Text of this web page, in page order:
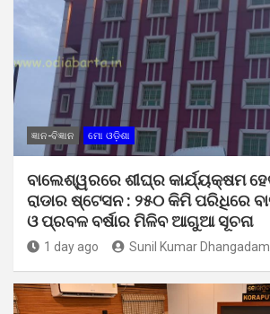
ଜ୍ଞାନ-ବିଜ୍ଞାନ ମୋ ଓଡ଼ିଶା
ବାଲେଶ୍ୱରରେ ଶୀଘ୍ର କାର୍ଯ୍ୟକ୍ଷମ
ରାଡାର ଷ୍ଟେସନ : ୨୫୦ କିମି ପରିଧିରେ
ଓ ପ୍ରବଳ ବର୍ଷାର ମିଳିବ ଆଗୁଆ ସୂଚନା
1 day ago Sunil Kumar